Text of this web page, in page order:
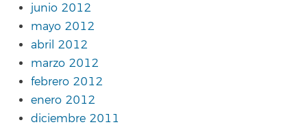
junio 2012
mayo 2012
abril 2012
marzo 2012
febrero 2012
enero 2012
diciembre 2011